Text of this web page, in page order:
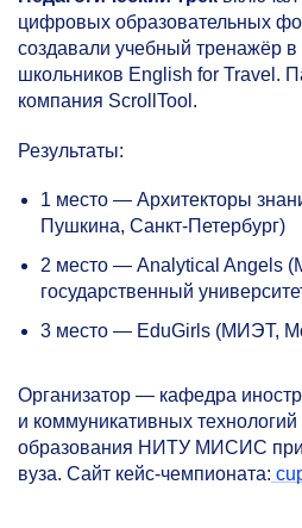
цифровых образовательных
создавали учебный тренажёр в
школьников English for Travel.
компания ScrollTool.
Результаты:
1 место — Архитекторы
Пушкина, Санкт-Петербург)
2 место — Analytical Angels
государственный
3 место — EduGirls (МИЭТ,
Организатор — кафедра
и коммуникативных технологий
образования НИТУ МИСИС при
вуза. Сайт кейс-чемпионата: